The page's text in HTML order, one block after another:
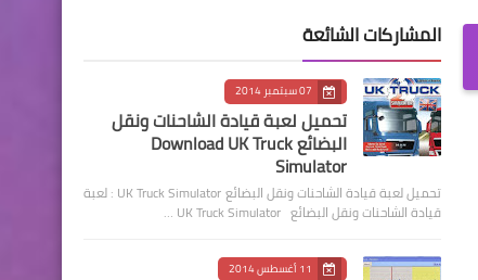
المشاركات الشائعة
07 سبتمبر 2014
تحميل لعبة قيادة الشاحنات ونقل
البضائع Download UK Truck
Simulator
تحميل لعبة قيادة الشاحنات ونقل البضائع UK Truck Simulator : لعبة
قيادة الشاحنات ونقل البضائع UK Truck Simulator …
11 أغسطس 2014